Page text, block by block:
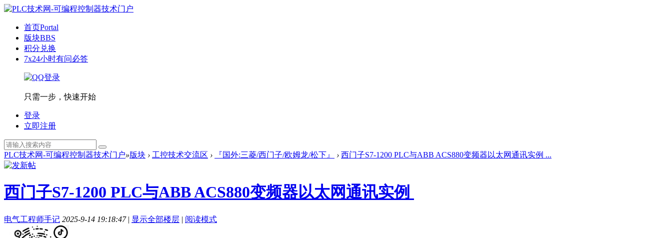
首页Portal
版块BBS
积分兑换
7x24小时有问必答
只需一步，快速开始
登录
立即注册
PLC技术网-可编程控制器技术门户»版块 › 工控技术交流区 › 『国外:三菱/西门子/欧姆龙/松下』 › 西门子S7-1200 PLC与ABB ACS880变频器以太网通讯实例 ...
西门子S7-1200 PLC与ABB ACS880变频器以太网通讯实例
电气工程师手记 2025-9-14 19:18:47 | 显示全部楼层 | 阅读模式